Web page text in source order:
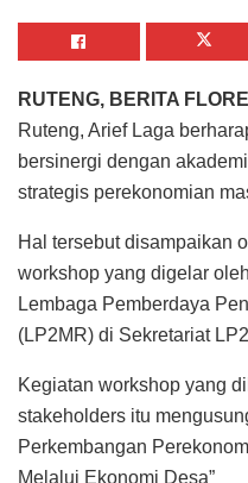
RUTENG, BERITA
Ruteng, Arief Laga
bersinergi dengan
strategis perekonomian
Hal tersebut disampaikan
workshop yang digelar
Lembaga Pemberdaya
(LP2MR) di Sekretariat
Kegiatan workshop yang
stakeholders itu
Perkembangan
Melalui Ekonomi Desa”